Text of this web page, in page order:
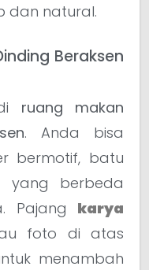
dan natural.
Beraksen
ruang makan
. Anda bisa
bermotif, batu
berbeda
Pajang karya
foto di atas
menambah